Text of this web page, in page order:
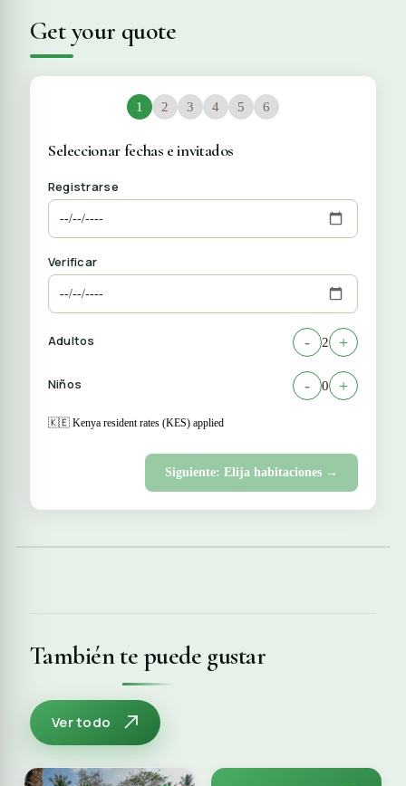
Get your quote
1 2 3 4 5 6
Seleccionar fechas e invitados
Registrarse
Verificar
Adultos - 2 +
Niños - 0 +
🇰🇪 Kenya resident rates (KES) applied
Siguiente: Elija habitaciones →
También te puede gustar
Ver todo